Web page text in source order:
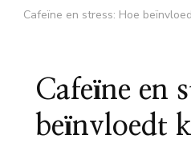
Cafeïne en stress: Hoe
Cafeïne en
beïnvloedt